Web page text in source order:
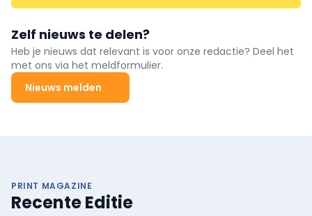
Zelf nieuws te delen?
Heb je nieuws dat relevant is voor onze redactie? Deel het
met ons via het meldformulier.
Nieuws melden
PRINT MAGAZINE
Recente Editie